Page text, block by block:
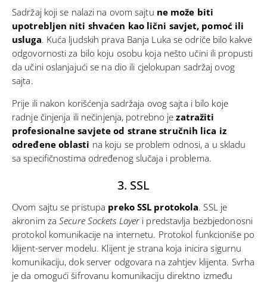
Sadržaj koji se nalazi na ovom sajtu ne može biti
upotrebljen niti shvaćen kao lični savjet, pomoć ili
usluga. Kuća ljudskih prava Banja Luka se odriče bilo kakve
odgovornosti za bilo koju osobu koja nešto učini ili propusti
da učini oslanjajući se na dio ili cjelokupan sadržaj ovog
sajta.
Prije ili nakon korišćenja sadržaja ovog sajta i bilo koje
radnje činjenja ili nečinjenja, potrebno jezatražiti
profesionalne savjete od strane stručnih lica iz
određene oblasti na koju se problem odnosi, a u skladu
sa specifičnostima određenog slučaja i problema.
3. SSL
Ovom sajtu se pristupa preko SSL protokola. SSL je
akronim za Secure Sockets Layer i predstavlja bezbjedonosni
protokol komunikacije na internetu. Protokol funkcioniše po
klijent-server modelu. Klijent je strana koja inicira sigurnu
komunikaciju, dok server odgovara na zahtjev klijenta. Svrha
je da omogući šifrovanu komunikaciju direktno između